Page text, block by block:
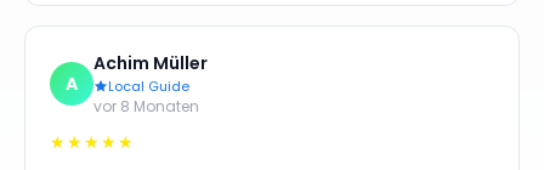
A
Achim Müller
Local Guide
vor 8 Monaten
★★★★★